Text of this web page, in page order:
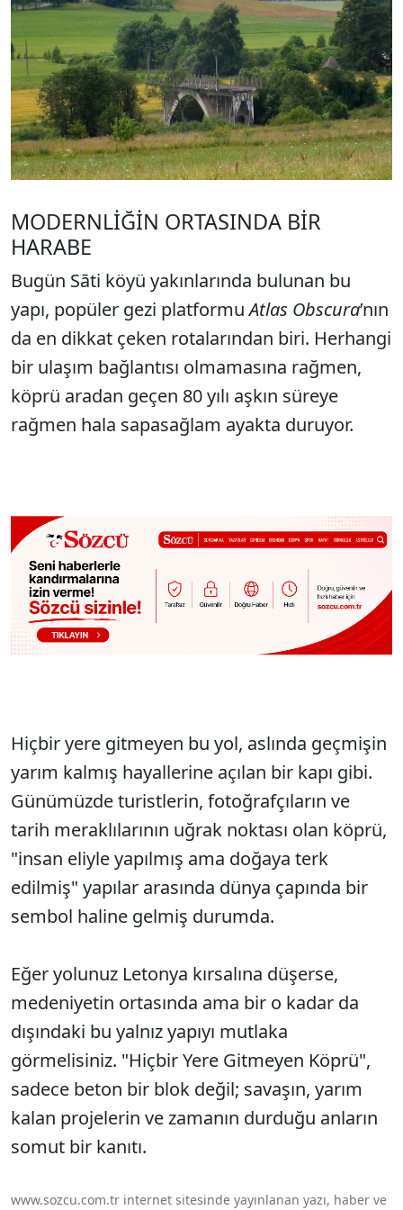
MODERNLİĞİN ORTASINDA BİR
HARABE
Bugün Sāti köyü yakınlarında bulunan bu
yapı, popüler gezi platformuAtlas Obscura’nın
da en dikkat çeken rotalarından biri. Herhangi
bir ulaşım bağlantısı olmamasına rağmen,
köprü aradan geçen 80 yılı aşkın süreye
rağmen hala sapasağlam ayakta duruyor.
Hiçbir yere gitmeyen bu yol, aslında geçmişin
yarım kalmış hayallerine açılan bir kapı gibi.
Günümüzde turistlerin, fotoğrafçıların ve
tarih meraklılarının uğrak noktası olan köprü,
"insan eliyle yapılmış ama doğaya terk
edilmiş" yapılar arasında dünya çapında bir
sembol haline gelmiş durumda.
Eğer yolunuz Letonya kırsalına düşerse,
medeniyetin ortasında ama bir o kadar da
dışındaki bu yalnız yapıyı mutlaka
görmelisiniz. "Hiçbir Yere Gitmeyen Köprü",
sadece beton bir blok değil; savaşın, yarım
kalan projelerin ve zamanın durduğu anların
somut bir kanıtı.
www.sozcu.com.tr internet sitesinde yayınlanan yazı, haber ve